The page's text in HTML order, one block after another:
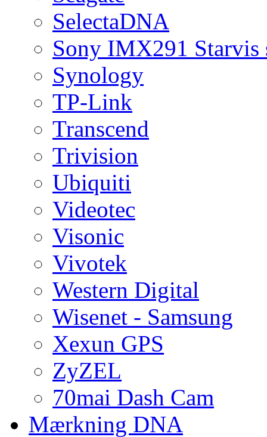
SelectaDNA
Sony IMX291 Starvis
Synology
TP-Link
Transcend
Trivision
Ubiquiti
Videotec
Visonic
Vivotek
Western Digital
Wisenet - Samsung
Xexun GPS
ZyZEL
70mai Dash Cam
Mærkning DNA